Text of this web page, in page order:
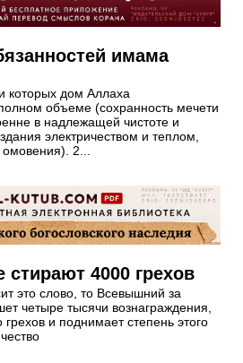
имама
которых дом Аллаха
объеме (сохранность мечети
в надлежащей чистоте и
электричеством и теплом,
2...
4000 грехов
это слово, то Всевышний за
четыре тысячи вознаграждения,
и поднимает степень этого